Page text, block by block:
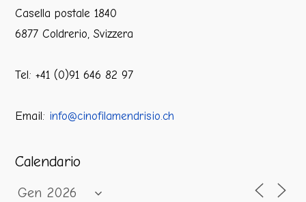
Casella postale 1840
6877 Coldrerio, Svizzera
Tel: +41 (0)91 646 82 97
Email: info@cinofilamendrisio.ch
Calendario